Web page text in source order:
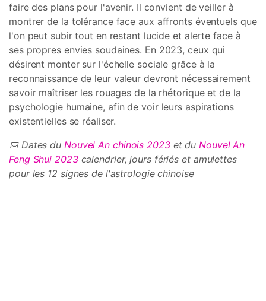
faire des plans pour l'avenir. Il convient de veiller à
montrer de la tolérance face aux affronts éventuels que
l'on peut subir tout en restant lucide et alerte face à
ses propres envies soudaines. En 2023, ceux qui
désirent monter sur l'échelle sociale grâce à la
reconnaissance de leur valeur devront nécessairement
savoir maîtriser les rouages de la rhétorique et de la
psychologie humaine, afin de voir leurs aspirations
existentielles se réaliser.
📅 Dates du Nouvel An chinois 2023et duNouvel An
Feng Shui 2023calendrier, jours fériés et amulettes
pour les 12 signes de l'astrologie chinoise